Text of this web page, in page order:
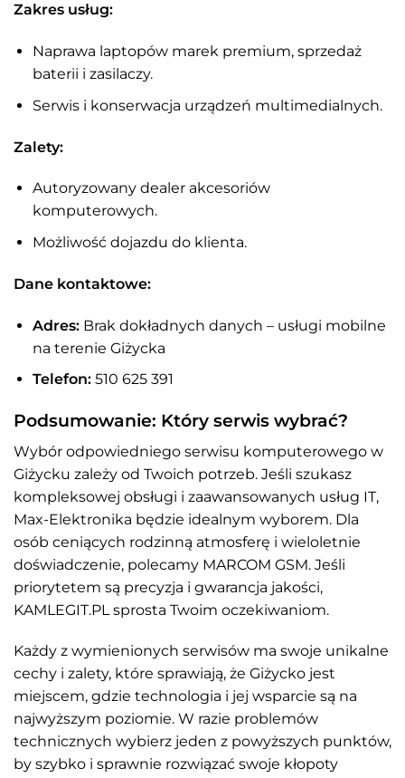
Zakres usług:
Naprawa laptopów marek premium, sprzedaż
baterii i zasilaczy.
Serwis i konserwacja urządzeń multimedialnych.
Zalety:
Autoryzowany dealer akcesoriów
komputerowych.
Możliwość dojazdu do klienta.
Dane kontaktowe:
Adres:Brak dokładnych danych – usługi mobilne
na terenie Giżycka
Telefon:510 625 391
Podsumowanie: Który serwis wybrać?
Wybór odpowiedniego serwisu komputerowego w
Giżycku zależy od Twoich potrzeb. Jeśli szukasz
kompleksowej obsługi i zaawansowanych usług IT,
Max-Elektronika będzie idealnym wyborem. Dla
osób ceniących rodzinną atmosferę i wieloletnie
doświadczenie, polecamy MARCOM GSM. Jeśli
priorytetem są precyzja i gwarancja jakości,
KAMLEGIT.PL sprosta Twoim oczekiwaniom.
Każdy z wymienionych serwisów ma swoje unikalne
cechy i zalety, które sprawiają, że Giżycko jest
miejscem, gdzie technologia i jej wsparcie są na
najwyższym poziomie. W razie problemów
technicznych wybierz jeden z powyższych punktów,
by szybko i sprawnie rozwiązać swoje kłopoty